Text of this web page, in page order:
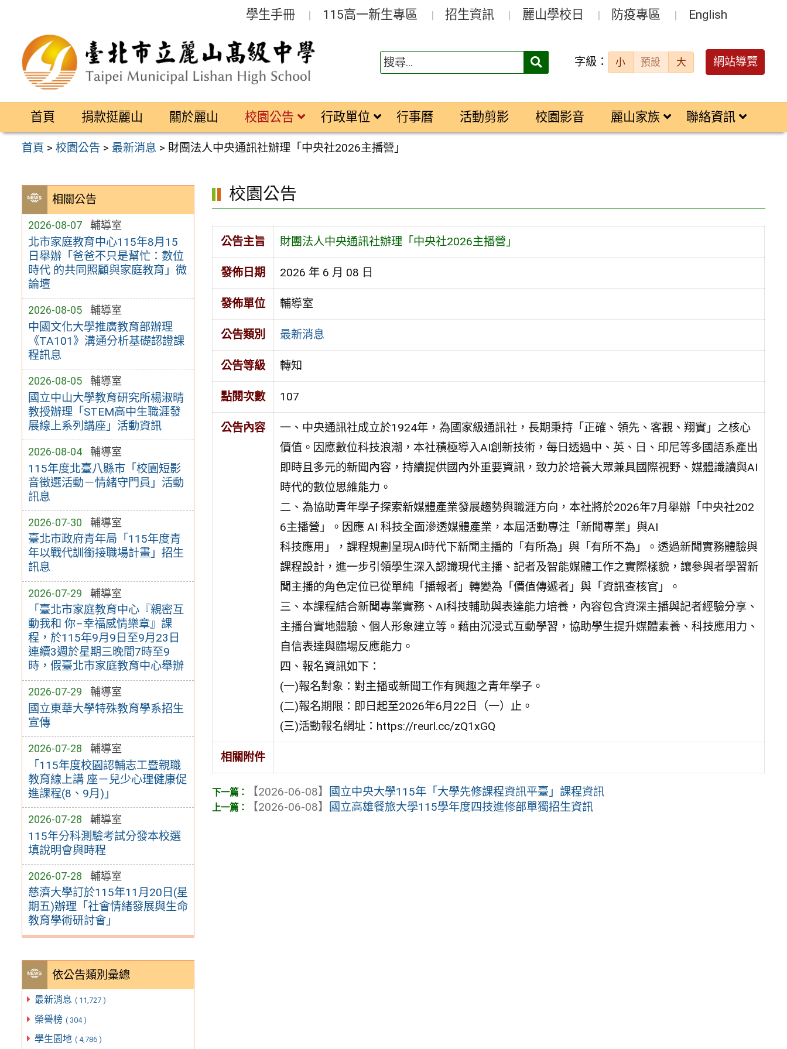
區
學生手冊 115高一新生專區 招生資訊 麗山學校日 防疫專區 English
搜
字級： 小 預設 大 網站導覽
首頁 捐款挺麗山 關於麗山 校園公告 行政單位 行事曆 活動剪影 校園影音 麗山家族 聯絡資訊
首頁 >校園公告 > 最新消息 > 財團法人中央通訊社辦理「中央社2026主播營」
相關公告
2026-08-07 輔導室
北市家庭教育中心115年8月15
日舉辦「爸爸不只是幫忙：數位
時代 的共同照顧與家庭教育」微
論壇
2026-08-05 輔導室
中國文化大學推廣教育部辦理
《TA101》溝通分析基礎認證課
程訊息
2026-08-05 輔導室
國立中山大學教育研究所楊淑晴
教授辦理「STEM高中生職涯發
展線上系列講座」活動資訊
2026-08-04 輔導室
115年度北臺八縣市「校園短影
音徵選活動－情緒守門員」活動
訊息
2026-07-30 輔導室
臺北市政府青年局「115年度青
年以戰代訓銜接職場計畫」招生
訊息
2026-07-29 輔導室
「臺北市家庭教育中心『親密互
動我和 你–幸福感情樂章』課
程，於115年9月9日至9月23日
連續3週於星期三晚間7時至9
時，假臺北市家庭教育中心舉辦
2026-07-29 輔導室
國立東華大學特殊教育學系招生
宣傳
2026-07-28 輔導室
「115年度校園認輔志工暨親職
教育線上講 座－兒少心理健康促
進課程(8、9月)」
2026-07-28 輔導室
115年分科測驗考試分發本校選
填說明會與時程
2026-07-28 輔導室
慈濟大學訂於115年11月20日(星
期五)辦理「社會情緒發展與生命
教育學術研討會」
依公告類別彙總
最新消息 ( 11,727 )
榮譽榜 ( 304 )
學生園地 ( 4,786 )
校園公告
公告主旨 財團法人中央通訊社辦理「中央社2026主播營」
發佈日期 2026 年 6 月 08 日
發佈單位 輔導室
公告類別 最新消息
公告等級 轉知
點閱次數 107
公告內容
一、中央通訊社成立於1924年，為國家級通訊社，長期秉持「正確、領先、客觀、翔實」之核心
價值。因應數位科技浪潮，本社積極導入AI創新技術，每日透過中、英、日、印尼等多國語系產出
即時且多元的新聞內容，持續提供國內外重要資訊，致力於培養大眾兼具國際視野、媒體識讀與AI
時代的數位思維能力。
二、為協助青年學子探索新媒體產業發展趨勢與職涯方向，本社將於2026年7月舉辦「中央社202
6主播營」。因應 AI 科技全面滲透媒體產業，本屆活動專注「新聞專業」與AI
科技應用」，課程規劃呈現AI時代下新聞主播的「有所為」與「有所不為」。透過新聞實務體驗與
課程設計，進一步引領學生深入認識現代主播、記者及智能媒體工作之實際樣貌，讓參與者學習新
聞主播的角色定位已從單純「播報者」轉變為「價值傳遞者」與「資訊查核官」。
三、本課程結合新聞專業實務、AI科技輔助與表達能力培養，內容包含資深主播與記者經驗分享、
主播台實地體驗、個人形象建立等。藉由沉浸式互動學習，協助學生提升媒體素養、科技應用力、
自信表達與臨場反應能力。
四、報名資訊如下：
(一)報名對象：對主播或新聞工作有興趣之青年學子。
(二)報名期限：即日起至2026年6月22日（一）止。
(三)活動報名網址：https://reurl.cc/zQ1xGQ
相關附件
【2026-06-08】
國立中央大學115年「大學先修課程資訊平臺」課程資訊
【2026-06-08】
國立高雄餐旅大學115學年度四技進修部單獨招生資訊